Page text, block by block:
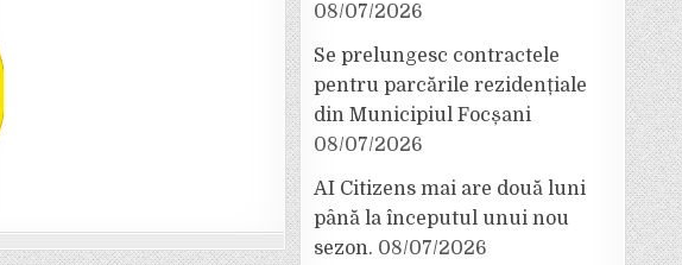
08/07/2026
Se prelungesc contractele
pentru parcările rezidențiale
din Municipiul Focșani
08/07/2026
AI Citizens mai are două luni
până la începutul unui nou
sezon. 08/07/2026